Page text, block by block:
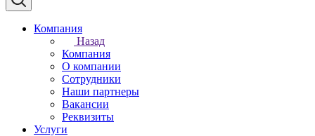
Компания
Назад
Компания
О компании
Сотрудники
Наши партнеры
Вакансии
Реквизиты
Услуги